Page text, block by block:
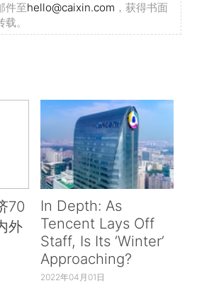
件至hello@caixin.com ，获得书面
。
70
外
In Depth: As
Tencent Lays Off
Staff, Is Its ‘Winter’
Approaching?
2022年04月01日